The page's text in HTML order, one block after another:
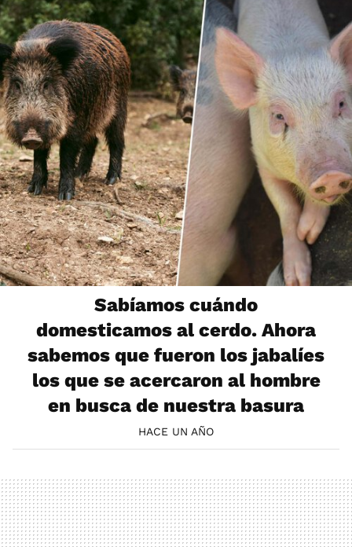
Sabíamos cuándo
domesticamos al cerdo. Ahora
sabemos que fueron los jabalíes
los que se acercaron al hombre
en busca de nuestra basura
HACE UN AÑO